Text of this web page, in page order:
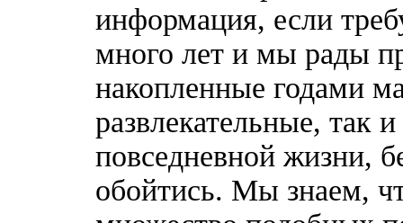
информация, если
много лет и мы рады
накопленные годами
развлекательные, так
повседневной жизни,
обойтись. Мы знаем,